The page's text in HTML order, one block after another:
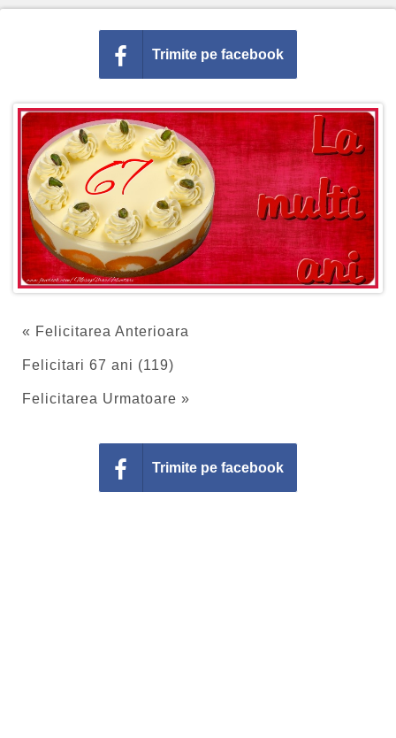
Trimite pe facebook
« Felicitarea Anterioara
Felicitari 67 ani (119)
Felicitarea Urmatoare »
Trimite pe facebook